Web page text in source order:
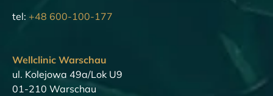
tel: +48 600-100-177
Wellclinic Warschau
ul. Kolejowa 49a/Lok U9
01-210 Warschau